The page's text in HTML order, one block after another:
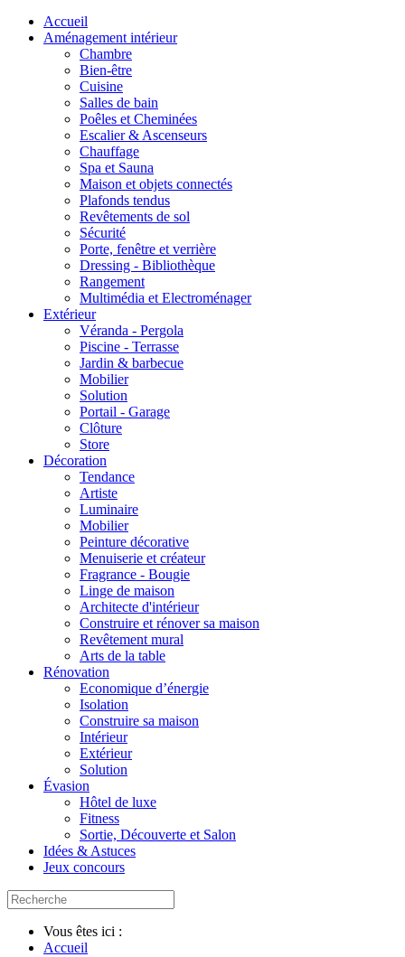
Accueil
Aménagement intérieur
Chambre
Bien-être
Cuisine
Salles de bain
Poêles et Cheminées
Escalier & Ascenseurs
Chauffage
Spa et Sauna
Maison et objets connectés
Plafonds tendus
Revêtements de sol
Sécurité
Porte, fenêtre et verrière
Dressing - Bibliothèque
Rangement
Multimédia et Electroménager
Extérieur
Véranda - Pergola
Piscine - Terrasse
Jardin & barbecue
Mobilier
Solution
Portail - Garage
Clôture
Store
Décoration
Tendance
Artiste
Luminaire
Mobilier
Peinture décorative
Menuiserie et créateur
Fragrance - Bougie
Linge de maison
Architecte d'intérieur
Construire et rénover sa maison
Revêtement mural
Arts de la table
Rénovation
Economique d’énergie
Isolation
Construire sa maison
Intérieur
Extérieur
Solution
Évasion
Hôtel de luxe
Fitness
Sortie, Découverte et Salon
Idées & Astuces
Jeux concours
Vous êtes ici :
Accueil